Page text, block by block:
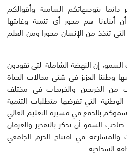
بتوجيهاتكم السامية وأقوالكم
أبناءنا هم محور أي تنمية وغايتها
تتخذ من الإنسان محورا ومن العلم
إن النهضة الشاملة التي تقودون
وطننا العزيز في شتى مجالات الحياة
من الخريجين والخريجات في مختلف
التي تفرضها متطلبات التنمية
سموكم بالدفع في مسيرة التعليم العالي
السمو أن نذكر بالتقدير والعرفان
في افتتاح الحرم الجامعي
الشدادية.